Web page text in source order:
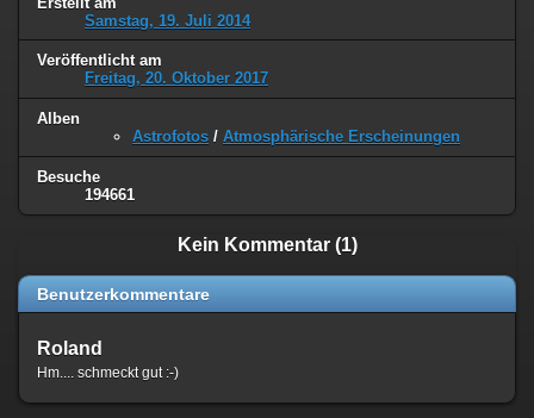
Samstag, 19. Juli 2014
Veröffentlicht am
Freitag, 20. Oktober 2017
Alben
Astrofotos / Atmosphärische Erscheinungen
Besuche
194661
Kein Kommentar (1)
Benutzerkommentare
Roland
Hm.... schmeckt gut :-)